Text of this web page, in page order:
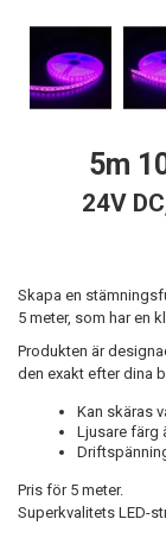
5m
24V
Skapa en
5 meter, som har en
Produkten är
den exakt efter dina
Kan skäras
Ljusare färg
Pris för 5 meter.
Superkvalitets LED-